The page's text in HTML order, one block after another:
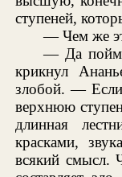
ступеней,
— Чем же
— Да
крикнул
злобой. —
верхнюю
длинная
красками,
всякий смысл.